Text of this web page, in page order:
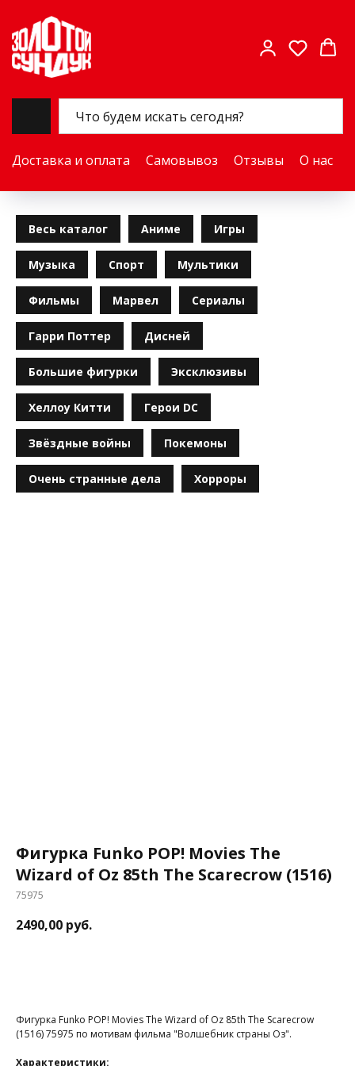
Доставка и оплата Самовывоз Отзывы О нас
Весь каталог Аниме Игры
Музыка Спорт Мультики
Фильмы Марвел Сериалы
Гарри Поттер Дисней
Большие фигурки Эксклюзивы
Хеллоу Китти Герои DC
Звёздные войны Покемоны
Очень странные дела Хорроры
Фигурка Funko POP! Movies The
Wizard of Oz 85th The Scarecrow (1516)
75975
2490,00 руб.
Фигурка Funko POP! Movies The Wizard of Oz 85th The Scarecrow
(1516) 75975 по мотивам фильма "Волшебник страны Оз".
Характеристики: